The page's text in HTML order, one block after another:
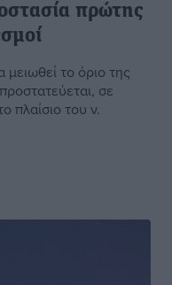
πρώτης
το όριο της
σε
πλαίσιο του ν.